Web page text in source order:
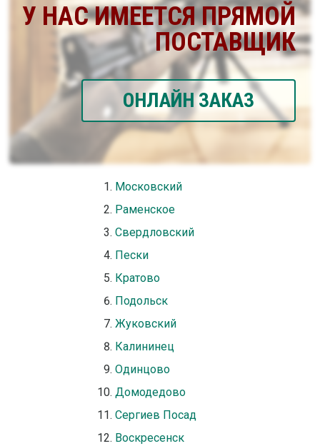
У НАС ИМЕЕТСЯ ПРЯМОЙ
ПОСТАВЩИК
ОНЛАЙН ЗАКАЗ
Московский
Раменское
Свердловский
Пески
Кратово
Подольск
Жуковский
Калининец
Одинцово
Домодедово
Сергиев Посад
Воскресенск